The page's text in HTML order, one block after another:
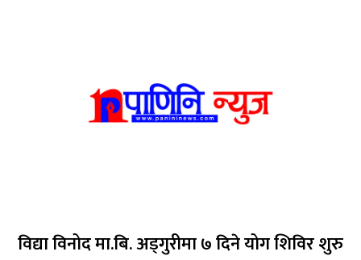
विद्या विनोद मा.बि. अड्गुरीमा ७ दिने योग शिविर शुरु